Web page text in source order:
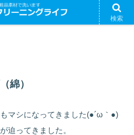
綿）
マシになってきました(●´ω｀●)ゞ
迫ってきました。
検索